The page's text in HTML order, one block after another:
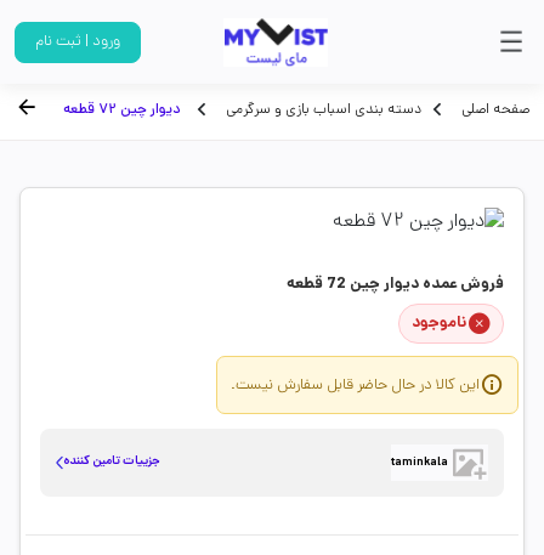
ورود | ثبت نام
صفحه اصلی دسته بندی اسباب بازی و سرگرمی دیوار چین 72 قطعه
فروش عمده دیوار چین 72 قطعه
ناموجود
این کالا در حال حاضر قابل سفارش نیست.
taminkala جزییات تامین کننده